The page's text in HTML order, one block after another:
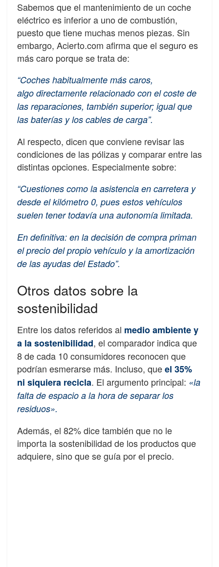
Sabemos que el mantenimiento de un coche
eléctrico es inferior a uno de combustión,
puesto que tiene muchas menos piezas. Sin
embargo, Acierto.com afirma que el seguro es
más caro porque se trata de:
“Coches habitualmente más caros,
algo directamente relacionado con el coste de
las reparaciones, también superior; igual que
las baterías y los cables de carga”.
Al respecto, dicen que conviene revisar las
condiciones de las pólizas y comparar entre las
distintas opciones. Especialmente sobre:
“Cuestiones como la asistencia en carretera y
desde el kilómetro 0, pues estos vehículos
suelen tener todavía una autonomía limitada.
En definitiva: en la decisión de compra priman
el precio del propio vehículo y la amortización
de las ayudas del Estado”.
Otros datos sobre la
sostenibilidad
Entre los datos referidos al medio ambiente y
a la sostenibilidad, el comparador indica que
8 de cada 10 consumidores reconocen que
podrían esmerarse más. Incluso, queel 35%
ni siquiera recicla. El argumento principal: «la
falta de espacio a la hora de separar los
residuos».
Además, el 82% dice también que no le
importa la sostenibilidad de los productos que
adquiere, sino que se guía por el precio.